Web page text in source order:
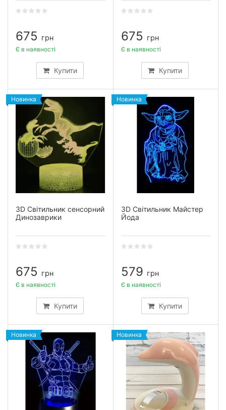
675 грн
Купити
Є в наявності
675 грн
Купити
Є в наявності
Новинка
3D Світильник сенсорний
Динозаврики
675 грн
Купити
Є в наявності
Новинка
3D Світильник Майстер
Йода
579 грн
Купити
Є в наявності
Новинка Новинка